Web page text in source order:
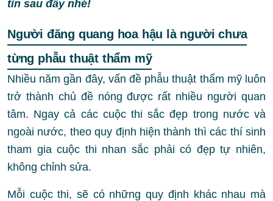
tin sau đây nhé!
Người đăng quang hoa hậu là người chưa
từng phẫu thuật thẩm mỹ
Nhiều năm gần đây, vấn đề phẫu thuật thẩm mỹ luôn
trở thành chủ đề nóng được rất nhiều người quan
tâm. Ngay cả các cuộc thi sắc đẹp trong nước và
ngoài nước, theo quy định hiện thành thì các thí sinh
tham gia cuộc thi nhan sắc phải có đẹp tự nhiên,
không chỉnh sửa.
Mỗi cuộc thi, sẽ có những quy định khác nhau mà